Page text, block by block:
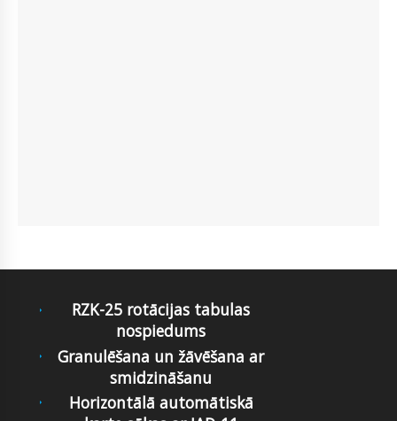
RZK-25 rotācijas tabulas
nospiedums
Granulēšana un žāvēšana ar
smidzināšanu
Horizontālā automātiskā